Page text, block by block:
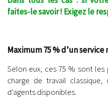
faites-le savoir ! Exigez le
Maximum 75 % d’un service
Selon eux, ces 75 % sont
charge de travail
d’agents disponibles.